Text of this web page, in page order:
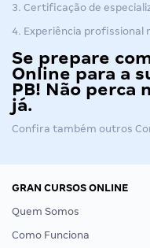
Certificação de
Experiência profissional
Se prepare
Online para a
PB! Não perca
já.
Confira também outros
GRAN CURSOS ONLINE
Quem Somos
Como Funciona